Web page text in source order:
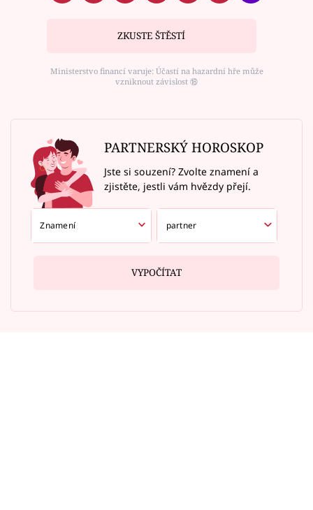
ZKUSTE ŠTĚSTÍ
Ministerstvo financí varuje: Účastí na hazardní hře může
vzniknout závislost ⑱
PARTNERSKÝ HOROSKOP
Jste si souzení? Zvolte znamení a
zjistěte, jestli vám hvězdy přejí.
VYPOČÍTAT